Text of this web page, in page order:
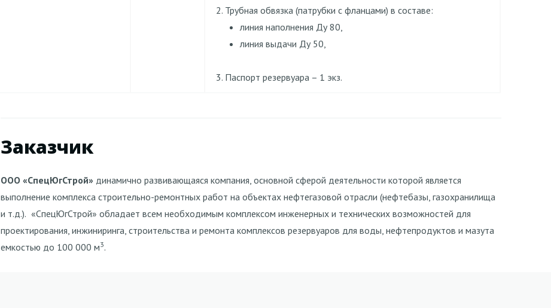
2. Трубная обвязка (патрубки с фланцами) в составе:
линия наполнения Ду 80,
линия выдачи Ду 50,
3. Паспорт резервуара – 1 экз.
Заказчик
ООО «СпецЮгСтрой» динамично развивающаяся компания, основной сферой деятельности которой является
выполнение комплекса строительно-ремонтных работ на объектах нефтегазовой отрасли (нефтебазы, газохранилища
и т.д.). «СпецЮгСтрой» обладает всем необходимым комплексом инженерных и технических возможностей для
проектирования, инжиниринга, строительства и ремонта комплексов резервуаров для воды, нефтепродуктов и мазута
емкостью до 100 000 м3.